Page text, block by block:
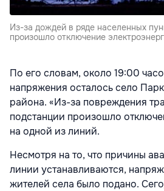
Из-за дождей в ряде населенных
произошло отключение
По его словам, около 19:00
напряжения осталось село
района. «Из-за повреждения
подстанции произошло
на одной из линий.
Несмотря на то, что причины
линии устанавливаются,
жителей села было подано.